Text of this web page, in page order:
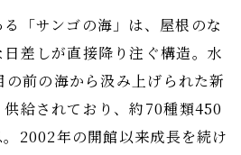
「サンゴの海」は、屋根のな
差しが直接降り注ぐ構造。水
前の海から汲み上げられた新
給されており、約70種類450
2002年の開館以来成長を続け